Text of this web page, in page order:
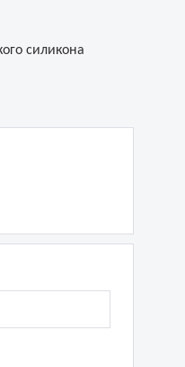
силикона